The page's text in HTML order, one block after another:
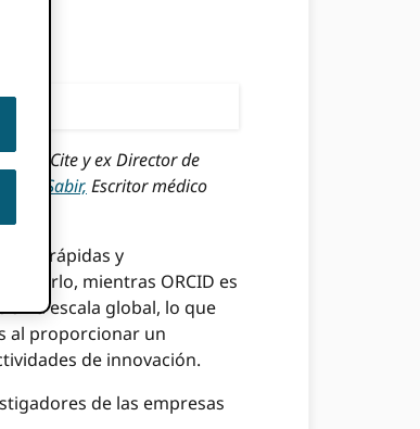
DataCite y ex Director de
Sara Sabir, Escritor médico
rápidas y
mientras ORCID es
a escala global, lo que
al proporcionar un
de innovación.
de las empresas